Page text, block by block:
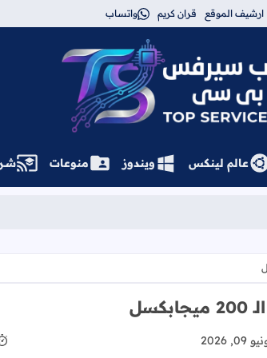
ارشيف الموقع قران كريم واتساب
توب سيرفس
عالم لينكس ويندوز منوعات
09, 2026